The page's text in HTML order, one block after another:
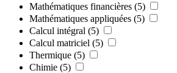
Mathématiques financières (5)
Mathématiques appliquées (5)
Calcul intégral (5)
Calcul matriciel (5)
Thermique (5)
Chimie (5)